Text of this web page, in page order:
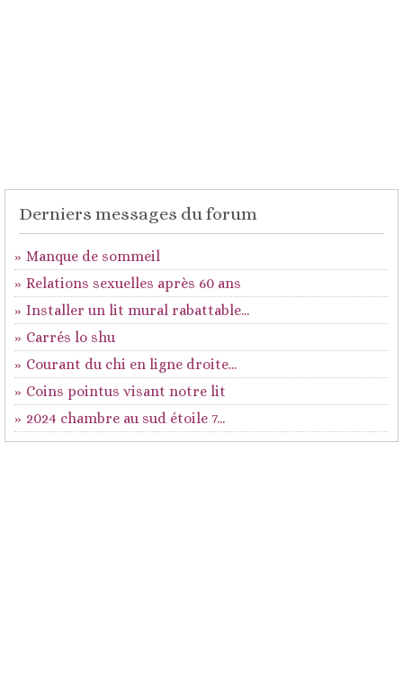
Derniers messages du forum
Manque de sommeil
Relations sexuelles après 60 ans
Installer un lit mural rabattable...
Carrés lo shu
Courant du chi en ligne droite...
Coins pointus visant notre lit
2024 chambre au sud étoile 7...